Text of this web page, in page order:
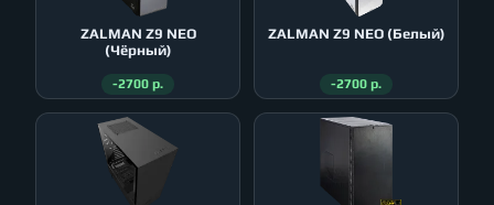
ZALMAN Z9 NEO
(Чёрный)
-2700 р.
ZALMAN Z9 NEO (Белый)
-2700 р.